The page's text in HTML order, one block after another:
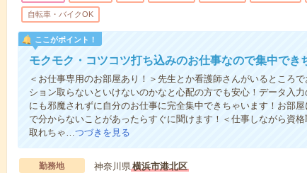
自転車・バイクOK
ここがポイント！
モクモク・コツコツ打ち込みのお仕事なので集中でき
＜お仕事専用のお部屋あり！＞先生とか看護師さんがいるところ
ション取らないといけないのかなと心配の方でも安心！データ入
にも邪魔されずに自分のお仕事に完全集中できちゃいます！お部
で分からないことがあったらすぐに聞けます！＜仕事しながら資
取れちゃ…つづきを見る
勤務地 神奈川県横浜市港北区